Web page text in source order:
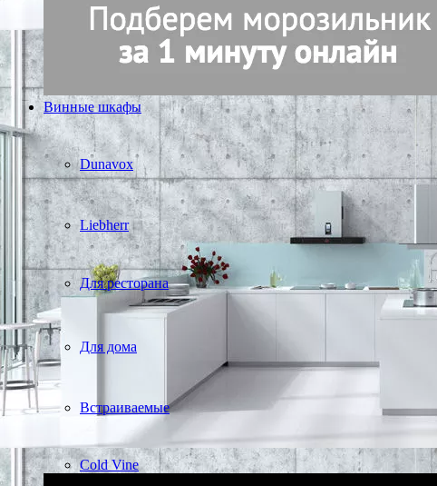
Винные шкафы
Dunavox
Liebherr
Для ресторана
Для дома
Встраиваемые
Cold Vine